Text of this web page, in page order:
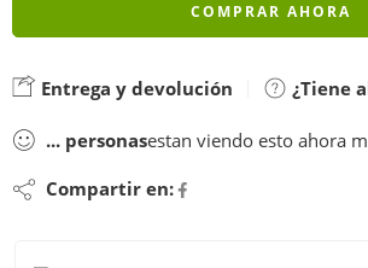
COMPRAR AHORA
Entrega y devolución ¿Tiene
... personasestan viendo esto ahora
Compartir en: